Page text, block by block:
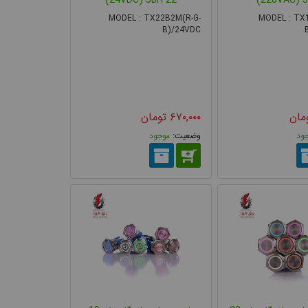
می شود. طراحی این مدل به گونه‌ای می باشد که درهنگام
MODEL :
MODEL : TX22B2M(R-G-
B)/24VDC
۶۷۰,۰۰۰ تومان
موجود